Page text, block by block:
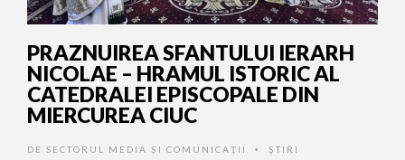
PRAZNUIREA SFANTULUI IERARH
NICOLAE – HRAMUL ISTORIC AL
CATEDRALEI EPISCOPALE DIN
MIERCUREA CIUC
DE SECTORUL MEDIA ȘI COMUNICAȚII • ŞTIRI